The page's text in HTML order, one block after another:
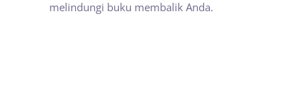
melindungi buku membalik Anda.